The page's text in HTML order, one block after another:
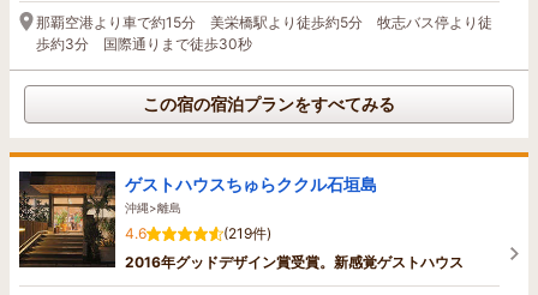
那覇空港より車で約15分 美栄橋駅より徒歩約5分 牧志バス停より徒
歩約3分 国際通りまで徒歩30秒
この宿の宿泊プランをすべてみる
ゲストハウスちゅらククル石垣島
沖縄>離島
4.6
(219件)
2016年グッドデザイン賞受賞。新感覚ゲストハウス